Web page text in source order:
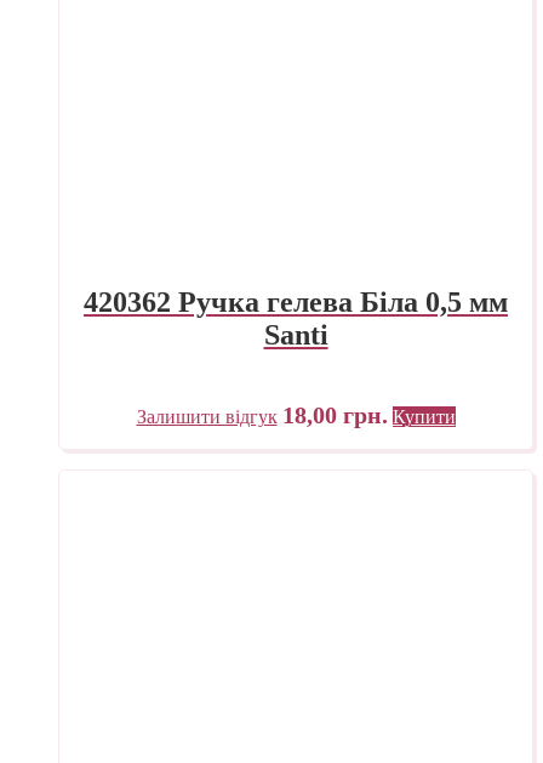
420362 Ручка гелева Біла 0,5 мм
Santi
Залишити відгук 18,00 грн. Купити